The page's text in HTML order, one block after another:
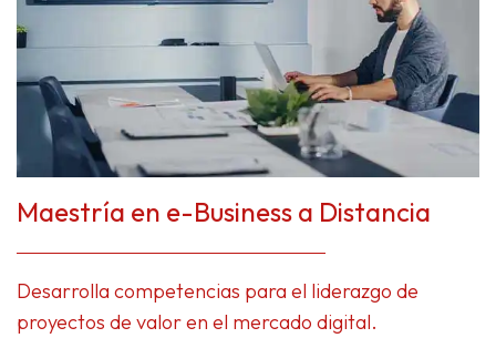
Maestría en e-Business a Distancia
Desarrolla competencias para el liderazgo de
proyectos de valor en el mercado digital.